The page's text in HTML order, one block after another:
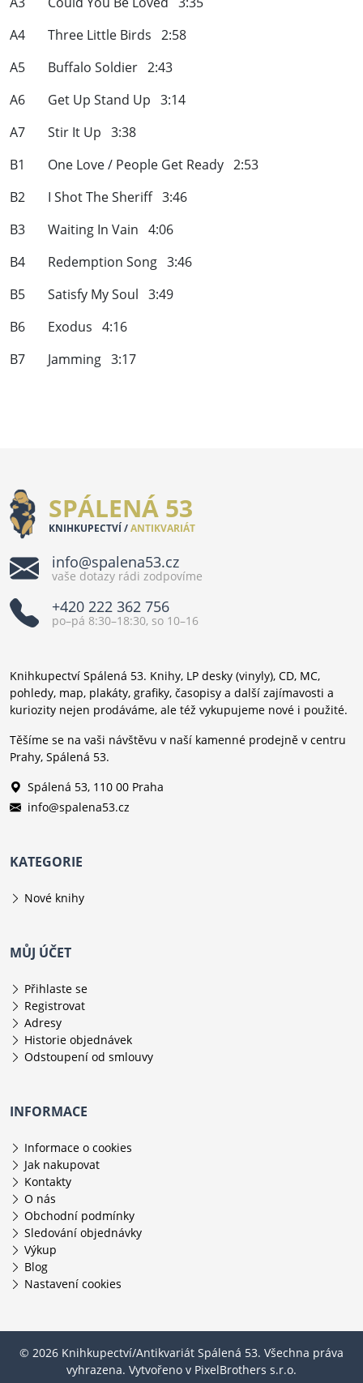
A4 Three Little Birds 2:58
A5 Buffalo Soldier 2:43
A6 Get Up Stand Up 3:14
A7 Stir It Up 3:38
B1 One Love / People Get Ready 2:53
B2 I Shot The Sheriff 3:46
B3 Waiting In Vain 4:06
B4 Redemption Song 3:46
B5 Satisfy My Soul 3:49
B6 Exodus 4:16
B7 Jamming 3:17
SPÁLENÁ 53
KNIHKUPECTVÍ /ANTIKVARIÁT
info@spalena53.cz
vaše dotazy rádi zodpovíme
+420 222 362 756
po–pá 8:30–18:30, so 10–16
Knihkupectví Spálená 53. Knihy, LP desky (vinyly), CD, MC,
pohledy, map, plakáty, grafiky, časopisy a další zajímavosti a
kuriozity nejen prodáváme, ale též vykupujeme nové i použité.
Těšíme se na vaši návštěvu v naší kamenné prodejně v centru
Prahy, Spálená 53.
Spálená 53, 110 00 Praha
info@spalena53.cz
KATEGORIE
Nové knihy
MŮJ ÚČET
Přihlaste se
Registrovat
Adresy
Historie objednávek
Odstoupení od smlouvy
INFORMACE
Informace o cookies
Jak nakupovat
Kontakty
O nás
Obchodní podmínky
Sledování objednávky
Výkup
Blog
Nastavení cookies
© 2026 Knihkupectví/Antikvariát Spálená 53. Všechna práva
vyhrazena. Vytvořeno v PixelBrothers s.r.o.